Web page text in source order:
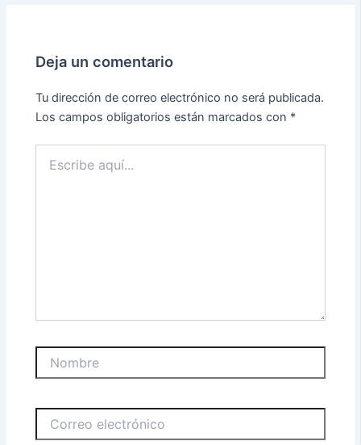
Deja un comentario
Tu dirección de correo electrónico no será publicada.
Los campos obligatorios están marcados con *
aquí...
electrónico